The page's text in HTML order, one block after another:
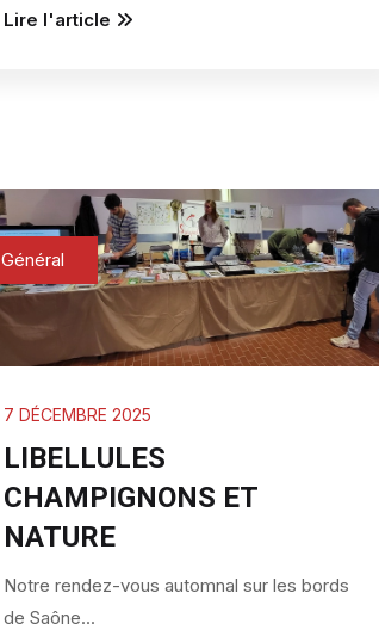
Lire l'article
Général
7 DÉCEMBRE 2025
LIBELLULES
CHAMPIGNONS ET
NATURE
Notre rendez-vous automnal sur les bords
de Saône...